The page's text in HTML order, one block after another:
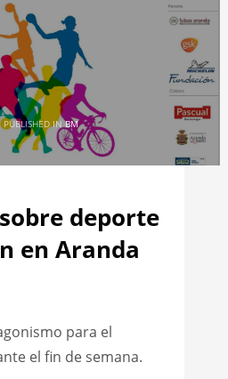
PUBLISHED INBM
deporte
en Aranda
para el
el fin de semana.